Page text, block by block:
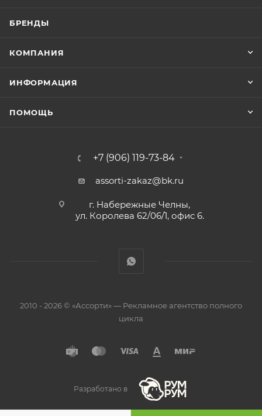
БРЕНДЫ
КОМПАНИЯ
ИНФОРМАЦИЯ
ПОМОЩЬ
+7 (906) 119-73-84
assorti-zakaz@bk.ru
г. Набережные Челны,
ул. Королева 62/06/1, офис 6.
2010 - 2026 © «Ассорти» — Рекламное агентство полного
цикла
Разработано в